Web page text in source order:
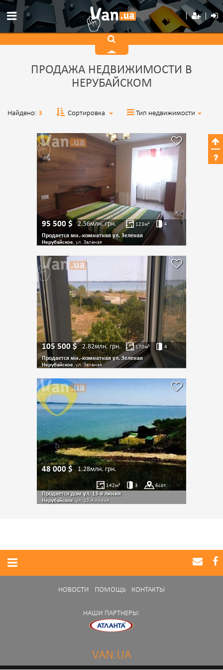
ПРОДАЖА НЕДВИЖИМОСТИ В
НЕРУБАЙСКОМ
Найдено: 3 Сортировка Тип недвижимости
95 500 $ 2.56млн.грн. 123м² 4
Продается мн.-комнатная ул. Зеленая
Нерубайское, ул. Зеленая
105 500 $ 2.82млн.грн. 170м² 4
Продается мн.-комнатная ул. Зеленая
Нерубайское, ул. Зеленая
48 000$ 1.28млн. грн.
142м² 3 6сот.
Продается дом ул. 13-я линия
Нерубайское, ул. 13-я линия
НОВОСТИ ПОМОЩЬ КОНТАКТЫ
НАШИ ПАРТНЕРЫ:
VAN.UA